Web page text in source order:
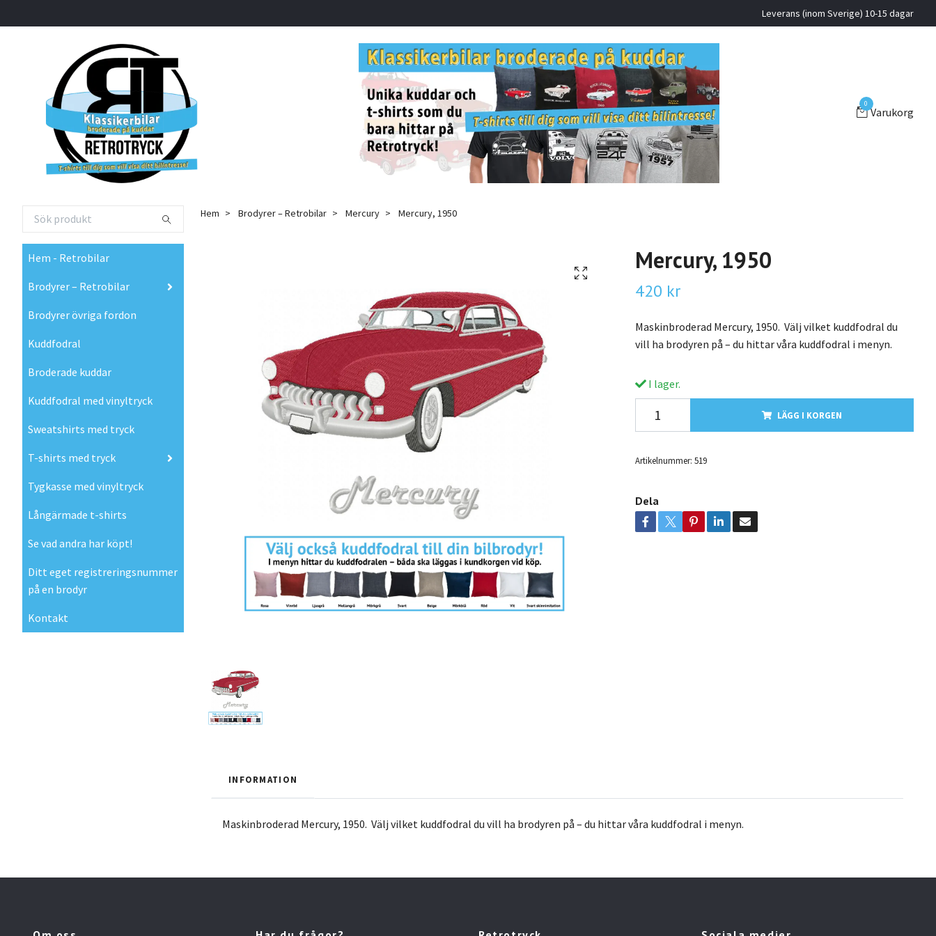
Leverans (inom Sverige) 10-15 dagar
0
Varukorg
Hem - Retrobilar
Brodyrer – Retrobilar
Brodyrer övriga fordon
Kuddfodral
Broderade kuddar
Kuddfodral med vinyltryck
Sweatshirts med tryck
T-shirts med tryck
Tygkasse med vinyltryck
Långärmade t-shirts
Se vad andra har köpt!
Ditt eget registreringsnummer
på en brodyr
Kontakt
Hem Brodyrer – Retrobilar Mercury Mercury, 1950
Mercury, 1950
420 kr
Maskinbroderad Mercury, 1950. Välj vilket kuddfodral du
vill ha brodyren på – du hittar våra kuddfodral i menyn.
I lager.
LÄGG I KORGEN
Artikelnummer: 519
Dela
INFORMATION
Maskinbroderad Mercury, 1950. Välj vilket kuddfodral du vill ha brodyren på – du hittar våra kuddfodral i menyn.